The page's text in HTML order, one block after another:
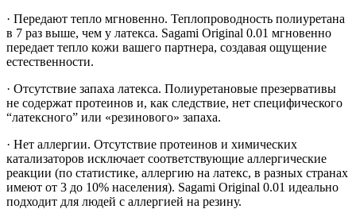
· Передают тепло мгновенно. Теплопроводность полиуретана
в 7 раз выше, чем у латекса. Sagami Original 0.01 мгновенно
передает тепло кожи вашего партнера, создавая ощущение
естественности.
· Отсутствие запаха латекса. Полиуретановые презервативы
не содержат протеинов и, как следствие, нет специфического
“латексного” или «резинового» запаха.
· Нет аллергии. Отсутствие протеинов и химических
катализаторов исключает соответствующие аллергические
реакции (по статистике, аллергию на латекс, в разных странах
имеют от 3 до 10% населения). Sagami Original 0.01 идеально
подходит для людей с аллергией на резину.